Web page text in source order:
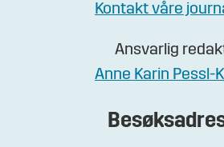
Kontakt våre
Ansvarlig
Anne Karin Pessl-